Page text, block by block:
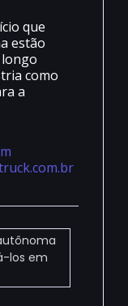
que
estão
como
a
los em